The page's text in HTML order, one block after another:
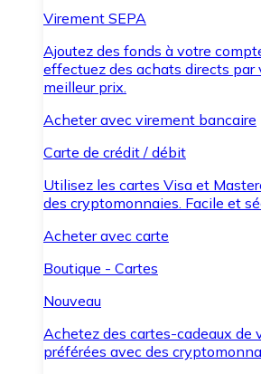
Virement SEPA
Ajoutez des fonds à votre
effectuez des achats directs par
meilleur prix.
Acheter avec virement bancaire
Carte de crédit / débit
Utilisez les cartes Visa et
des cryptomonnaies. Facile et
Acheter avec carte
Boutique - Cartes
Nouveau
Achetez des cartes-cadeaux de
préférées avec des